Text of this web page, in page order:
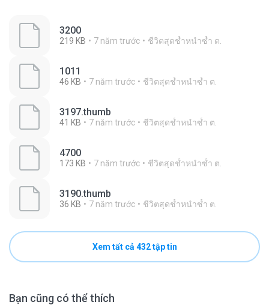
3200
219 KB 7 năm trước ชีวิตสุดช้ำหนำซ้ำ ต.
1011
46 KB 7 năm trước ชีวิตสุดช้ำหนำซ้ำ ต.
3197.thumb
41 KB 7 năm trước ชีวิตสุดช้ำหนำซ้ำ ต.
4700
173 KB 7 năm trước ชีวิตสุดช้ำหนำซ้ำ ต.
3190.thumb
36 KB 7 năm trước ชีวิตสุดช้ำหนำซ้ำ ต.
Xem tất cả 432 tập tin
Bạn cũng có thể thích